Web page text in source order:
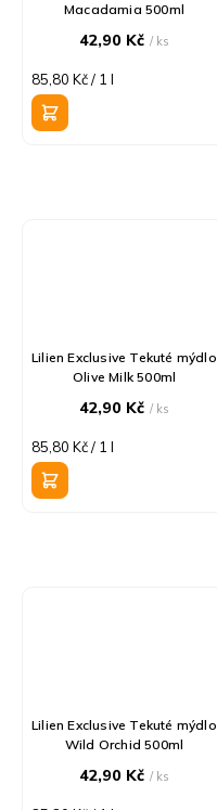
Macadamia 500ml
42,90 Kč/ ks
Měrná
cena:
85,80 Kč / 1 l
Lilien Exclusive Tekuté mýdlo
Olive Milk 500ml
42,90 Kč/ ks
Měrná
cena:
85,80 Kč / 1 l
Lilien Exclusive Tekuté mýdlo
Wild Orchid 500ml
42,90 Kč/ ks